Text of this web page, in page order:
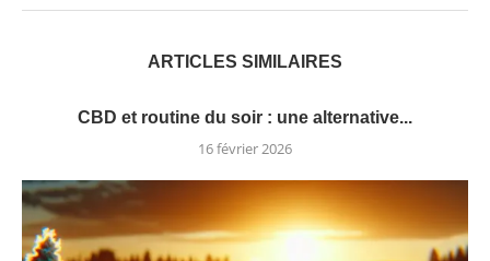
ARTICLES SIMILAIRES
CBD et routine du soir : une alternative...
16 février 2026